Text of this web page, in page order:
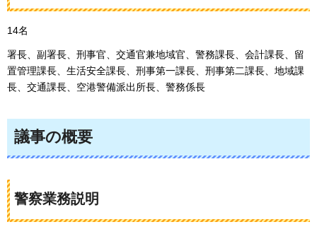
14名
署長、副署長、刑事官、交通官兼地域官、警務課長、会計課長、留
置管理課長、生活安全課長、刑事第一課長、刑事第二課長、地域課
長、交通課長、空港警備派出所長、警務係長
議事の概要
警察業務説明